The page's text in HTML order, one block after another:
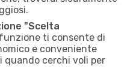
"Scelta
ti consente di
e conveniente
quando cerchi voli per